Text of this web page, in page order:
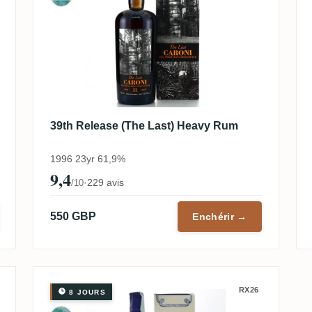
39th Release (The Last) Heavy Rum
1996 23yr 61,9%
9,4/10·229 avis
550 GBP Enchérir →
8 JOURS RX26